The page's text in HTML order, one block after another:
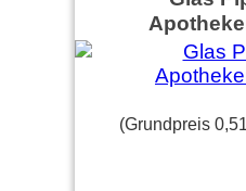
(Grundpreis